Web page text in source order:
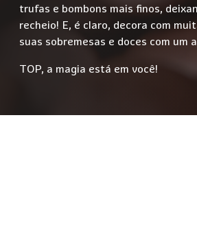
trufas e bombons mais finos,
recheio! E, é claro, decora com
suas sobremesas e doces com um
TOP, a magia está em você!